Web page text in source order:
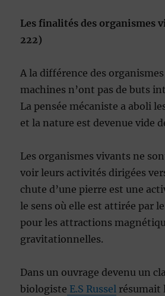
Les finalités des organismes
222)
A la différence des
machines n’ont pas de buts
La pensée mécaniste a aboli
et la nature est devenue vide
Les organismes vivants ne
voir leurs activités dirigées
chute d’une pierre est une
le sens où elle est attirée par
pour les attractions
gravitationnelles.
Dans un ouvrage devenu un
biologiste E.S Russel résumait